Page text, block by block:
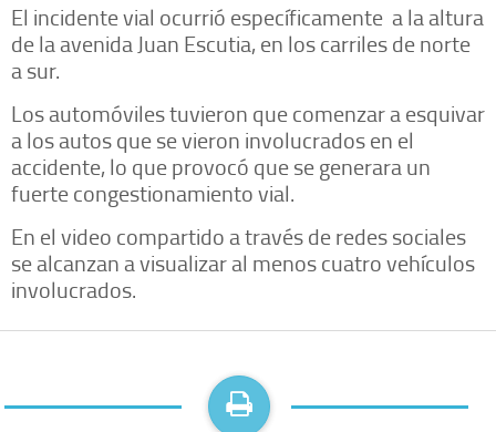
El incidente vial ocurrió específicamente a la altura
de la avenida Juan Escutia, en los carriles de norte
a sur.
Los automóviles tuvieron que comenzar a esquivar
a los autos que se vieron involucrados en el
accidente, lo que provocó que se generara un
fuerte congestionamiento vial.
En el video compartido a través de redes sociales
se alcanzan a visualizar al menos cuatro vehículos
involucrados.